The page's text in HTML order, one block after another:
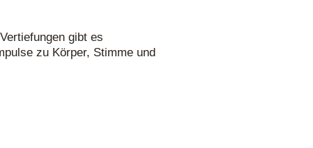
gibt es
zu Körper, Stimme und